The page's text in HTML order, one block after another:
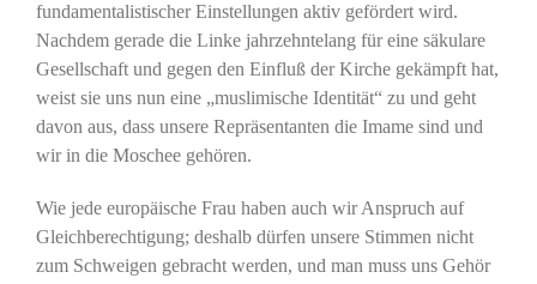
fundamentalistischer Einstellungen aktiv gefördert wird.
Nachdem gerade die Linke jahrzehntelang für eine säkulare
Gesellschaft und gegen den Einfluß der Kirche gekämpft hat,
weist sie uns nun eine „muslimische Identität“ zu und geht
davon aus, dass unsere Repräsentanten die Imame sind und
wir in die Moschee gehören.
Wie jede europäische Frau haben auch wir Anspruch auf
Gleichberechtigung; deshalb dürfen unsere Stimmen nicht
zum Schweigen gebracht werden, und man muss uns Gehör